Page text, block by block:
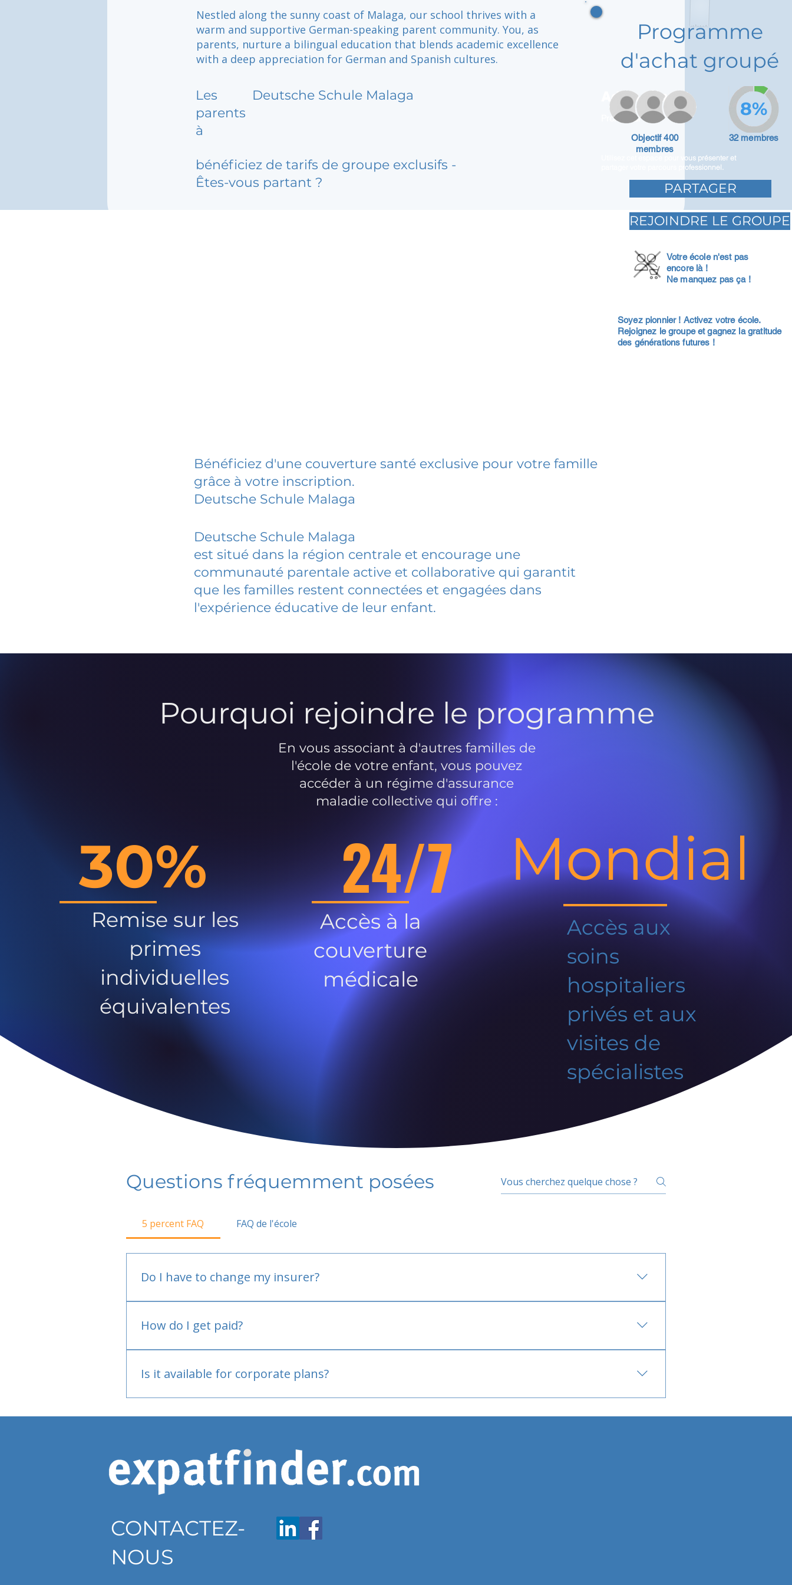
Nestled along the sunny coast of Malaga, our school thrives with a
warm and supportive German-speaking parent community. You, as
parents, nurture a bilingual education that blends academic excellence
with a deep appreciation for German and Spanish cultures.
Les
parents
à
Deutsche Schule Malaga
bénéficiez de tarifs de groupe exclusifs -
Êtes-vous partant ?
Adam Caar
Promoteur
Utilisez cet espace pour vous présenter et
partager votre parcours professionnel.
Programme
d'achat groupé
Objectif 400
membres
32 membres
8%
PARTAGER
REJOINDRE LE GROUPE
Votre école n'est pas
encore là !
Ne manquez pas ça !
Soyez pionnier ! Activez votre école.
Rejoignez le groupe et gagnez la gratitude
des générations futures !
Bénéficiez d'une couverture santé exclusive pour votre famille
grâce à votre inscription.
Deutsche Schule Malaga
Deutsche Schule Malaga
est situé dans la région centrale et encourage une
communauté parentale active et collaborative qui garantit
que les familles restent connectées et engagées dans
l'expérience éducative de leur enfant.
Pourquoi rejoindre le programme
En vous associant à d'autres familles de
l'école de votre enfant, vous pouvez
accéder à un régime d'assurance
maladie collective qui offre :
30%
Remise sur les
primes
individuelles
équivalentes
24/7
Accès à la
couverture
médicale
Mondial
Accès aux
soins
hospitaliers
privés et aux
visites de
spécialistes
Questions fréquemment posées
5 percent FAQ FAQ de l'école
Do I have to change my insurer?
How do I get paid?
Is it available for corporate plans?
CONTACTEZ-
NOUS